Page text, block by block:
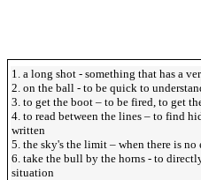
1. a long shot - something that has a
2. on the ball - to be quick to
3. to get the boot – to be fired, to get
4. to read between the lines – to find
written
5. the sky's the limit – when there is
6. take the bull by the horns - to
situation